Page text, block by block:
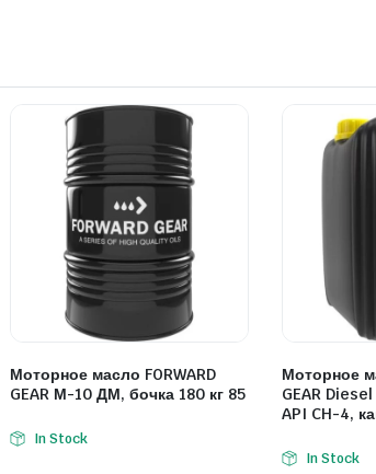
Моторное масло FORWARD
GEAR М-10 ДМ, бочка 180 кг 85
In Stock
Моторное
GEAR
API CH-4,
In Stock